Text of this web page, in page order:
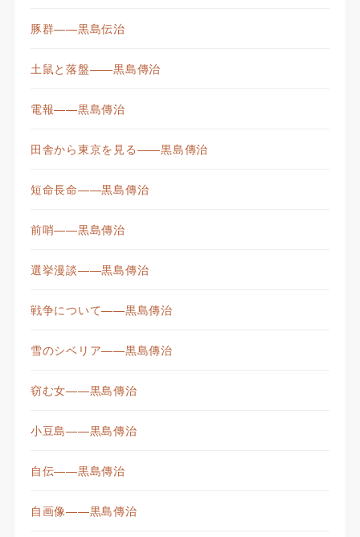
豚群——黒島伝治
土鼠と落盤——黒島傳治
電報——黒島傳治
田舎から東京を見る——黒島傳治
短命長命——黒島傳治
前哨——黒島傳治
選挙漫談——黒島傳治
戦争について——黒島傳治
雪のシベリア——黒島傳治
窃む女——黒島傳治
小豆島——黒島傳治
自伝——黒島傳治
自画像——黒島傳治